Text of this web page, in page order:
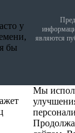
у
бы
являются
Мы